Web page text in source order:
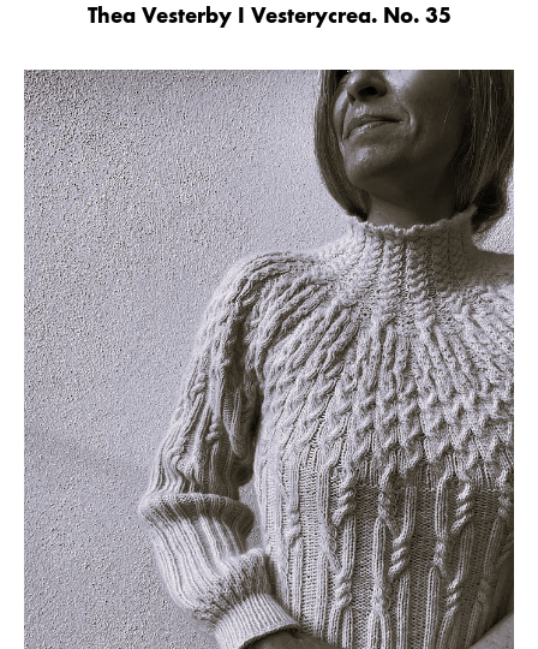
Thea Vesterby I Vesterycrea. No. 35